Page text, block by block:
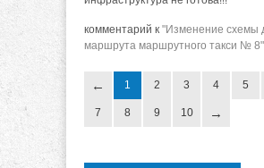
комментарий к "Изменение схемы
маршрута маршрутного такси № 8"
1 2 3 4 5
7 8 9 10